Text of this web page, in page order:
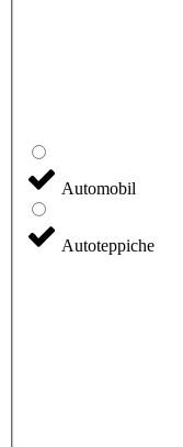
Automobil
Autoteppiche